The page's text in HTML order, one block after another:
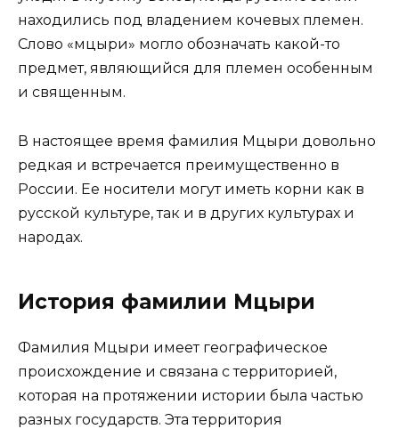
находились под владением кочевых племен.
Слово «мцыри» могло обозначать какой-то
предмет, являющийся для племен особенным
и священным.
В настоящее время фамилия Мцыри довольно
редкая и встречается преимущественно в
России. Ее носители могут иметь корни как в
русской культуре, так и в других культурах и
народах.
История фамилии Мцыри
Фамилия Мцыри имеет географическое
происхождение и связана с территорией,
которая на протяжении истории была частью
разных государств. Эта территория